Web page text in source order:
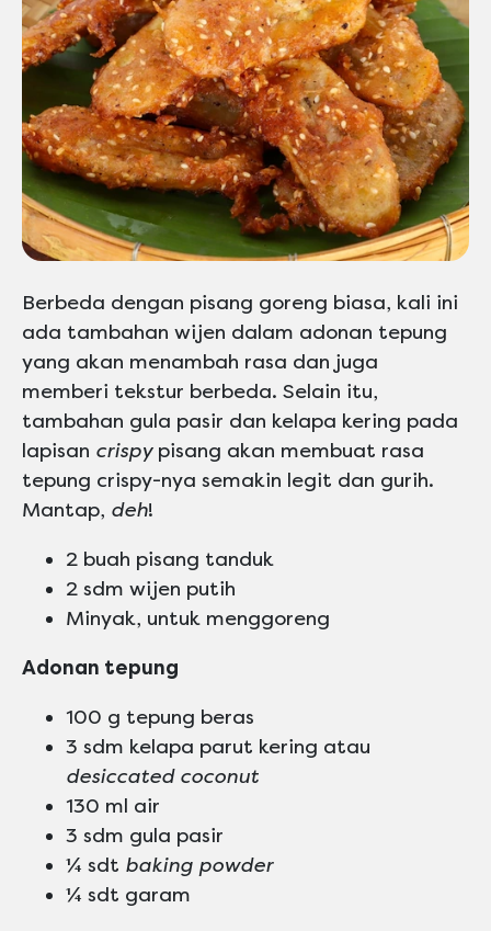
Berbeda dengan pisang goreng biasa, kali ini
ada tambahan wijen dalam adonan tepung
yang akan menambah rasa dan juga
memberi tekstur berbeda. Selain itu,
tambahan gula pasir dan kelapa kering pada
lapisan crispypisang akan membuat rasa
tepung crispy-nya semakin legit dan gurih.
Mantap, deh!
2 buah pisang tanduk
2 sdm wijen putih
Minyak, untuk menggoreng
Adonan tepung
100 g tepung beras
3 sdm kelapa parut kering atau
desiccated coconut
130 ml air
3 sdm gula pasir
¼ sdt baking powder
¼ sdt garam